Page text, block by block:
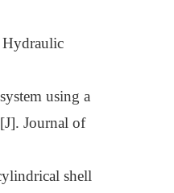
using a
Journal of
shell